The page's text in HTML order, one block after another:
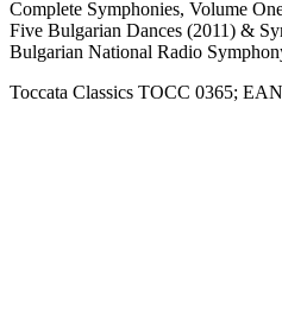
Complete Symphonies, Volume
Five Bulgarian Dances (2011) &
Bulgarian National Radio
Toccata Classics TOCC 0365;